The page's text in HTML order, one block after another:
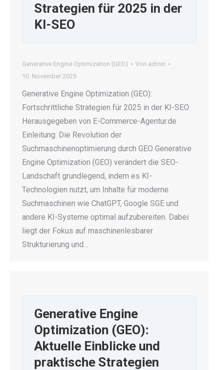
Strategien für 2025 in der
KI-SEO
Generative Engine Optimization (GEO) Von admin
10. November 2025
Generative Engine Optimization (GEO):
Fortschrittliche Strategien für 2025 in der KI-SEO
Herausgegeben von E-Commerce-Agentur.de
Einleitung: Die Revolution der
Suchmaschinenoptimierung durch GEO Generative
Engine Optimization (GEO) verändert die SEO-
Landschaft grundlegend, indem es KI-
Technologien nutzt, um Inhalte für moderne
Suchmaschinen wie ChatGPT, Google SGE und
andere KI-Systeme optimal aufzubereiten. Dabei
liegt der Fokus auf maschinenlesbarer
Strukturierung und…
Generative Engine
Optimization (GEO):
Aktuelle Einblicke und
praktische Strategien